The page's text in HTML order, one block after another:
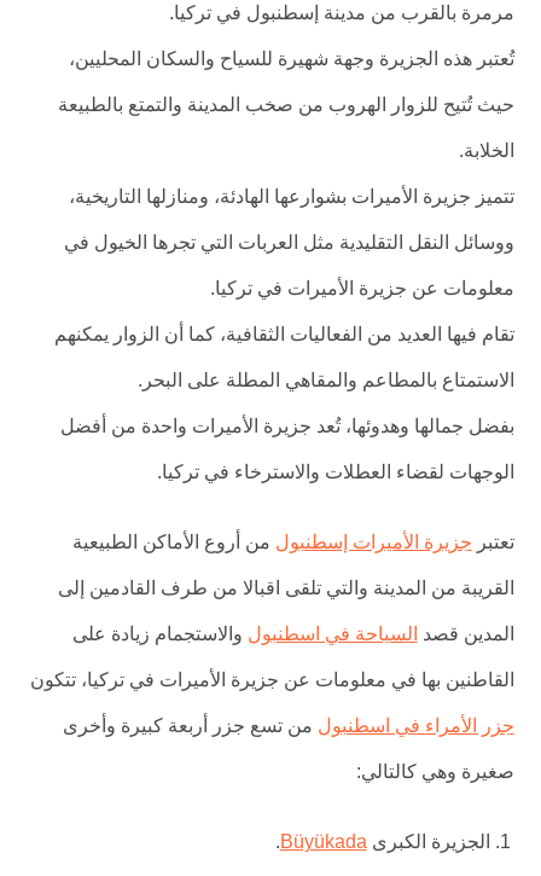
مرمرة بالقرب من مدينة إسطنبول في تركيا.
تُعتبر هذه الجزيرة وجهة شهيرة للسياح والسكان المحليين،
حيث تُتيح للزوار الهروب من صخب المدينة والتمتع بالطبيعة
الخلابة.
تتميز جزيرة الأميرات بشوارعها الهادئة، ومنازلها التاريخية،
ووسائل النقل التقليدية مثل العربات التي تجرها الخيول في
معلومات عن جزيرة الأميرات في تركيا.
تقام فيها العديد من الفعاليات الثقافية، كما أن الزوار يمكنهم
الاستمتاع بالمطاعم والمقاهي المطلة على البحر.
بفضل جمالها وهدوئها، تُعد جزيرة الأميرات واحدة من أفضل
الوجهات لقضاء العطلات والاسترخاء في تركيا.
تعتبر جزيرة الأميرات إسطنبولمن أروع الأماكن الطبيعية
القريبة من المدينة والتي تلقى اقبالا من طرف القادمين إلى
المدين قصد السياحة في اسطنبولوالاستجمام زيادة على
القاطنين بها في معلومات عن جزيرة الأميرات في تركيا، تتكون
جزر الأمراء في اسطنبولمن تسع جزر أربعة كبيرة وأخرى
صغيرة وهي كالتالي:
الجزيرة الكبرى Büyükada
.